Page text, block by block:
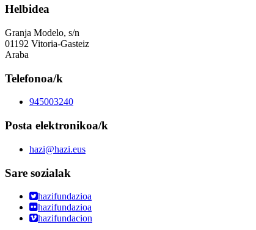
Helbidea
Granja Modelo, s/n
01192 Vitoria-Gasteiz
Araba
Telefonoa/k
945003240
Posta elektronikoa/k
hazi@hazi.eus
Sare sozialak
hazifundazioa
hazifundazioa
hazifundacion